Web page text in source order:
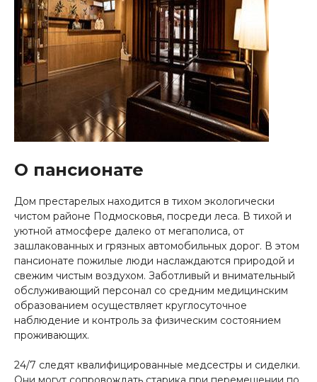
О пансионате
Дом престарелых находится в тихом экологически
чистом районе Подмосковья, посреди леса. В тихой и
уютной атмосфере далеко от мегаполиса, от
зашлакованных и грязных автомобильных дорог. В этом
пансионате пожилые люди наслаждаются природой и
свежим чистым воздухом. Заботливый и внимательный
обслуживающий персонал со средним медицинским
образованием осуществляет круглосуточное
наблюдение и контроль за физическим состоянием
проживающих.
24/7 следят квалифицированные медсестры и сиделки.